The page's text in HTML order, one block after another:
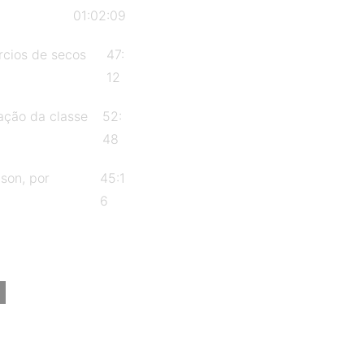
em
e diversidade
do trabalho
Ana Clara
01:02:09
de secos
47:
12
da classe
52:
48
por
45:1
6